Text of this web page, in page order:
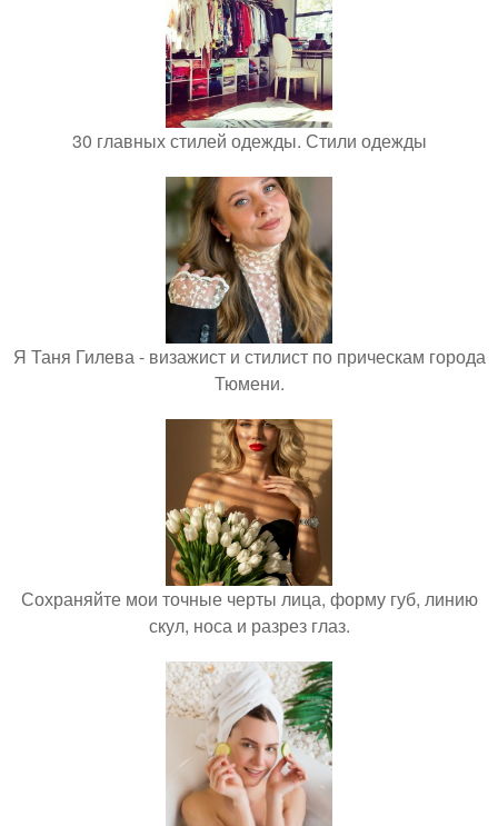
30 главных стилей одежды. Стили одежды
Я Таня Гилева - визажист и стилист по прическам города
Тюмени.
Сохраняйте мои точные черты лица, форму губ, линию
скул, носа и разрез глаз.